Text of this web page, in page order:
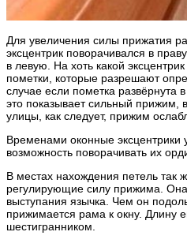
Для увеличения силы прижатия
эксцентрик поворачивался в
в левую. На хоть какой
пометки, которые разрешают
случае если пометка развёрнута
это показывает сильный прижим,
улицы, как следует, прижим
Временами оконные эксцентрики
возможность поворачивать их
В местах нахождения петель так
регулирующие силу прижима. Она
выступания язычка. Чем он
прижимается рама к окну. Длину
шестигранником.